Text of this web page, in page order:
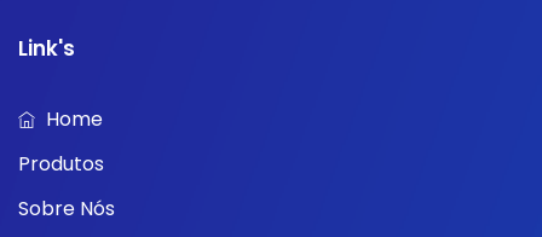
Link's
Home
Produtos
Sobre Nós